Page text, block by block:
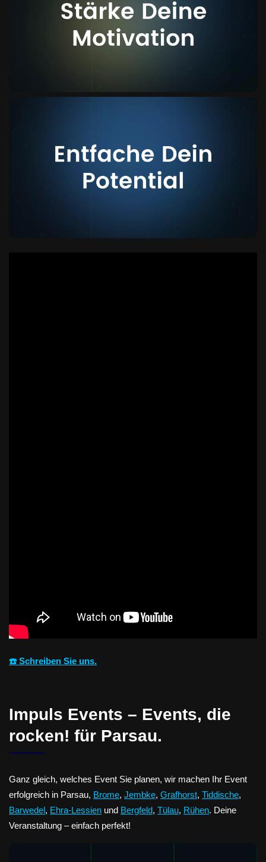
☎️ Schreiben Sie uns.
Impuls Events – Events, die
rocken! für Parsau.
Ganz gleich, welches Event Sie planen, wir machen Ihr Event
erfolgreich in Parsau, Brome, Jembke, Grafhorst, Tiddische,
Barwedel, Ehra-Lessien und Bergfeld, Tülau, Rühen. Deine
Veranstaltung – einfach perfekt!